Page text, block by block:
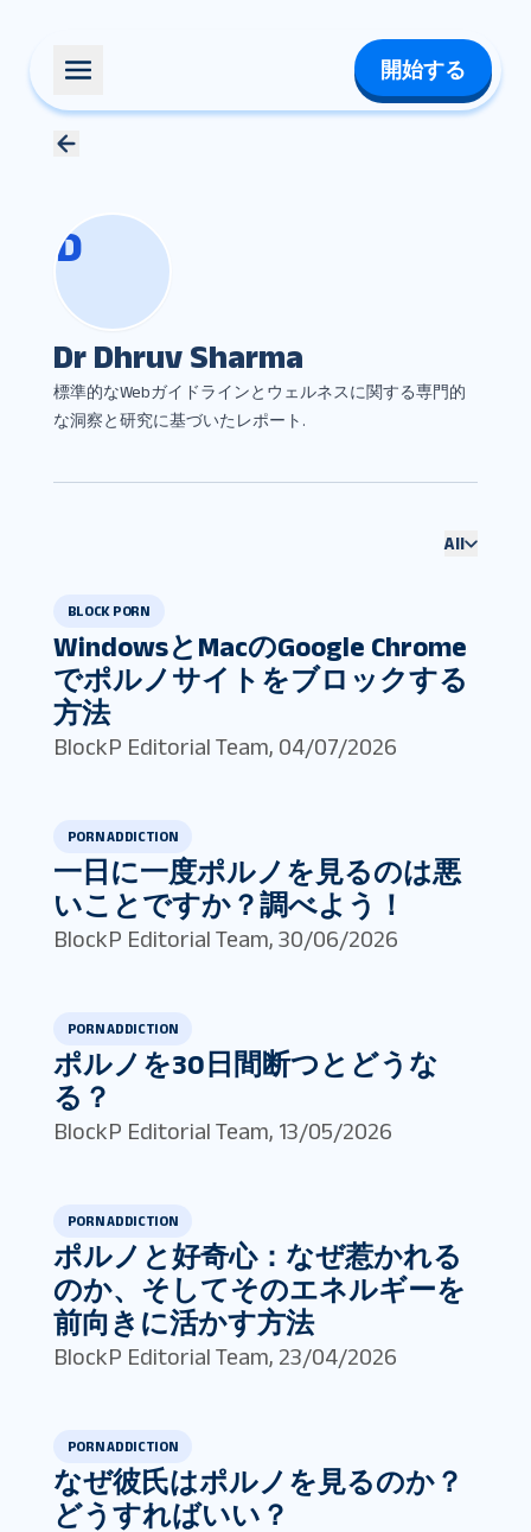
開始する
D
Dr Dhruv Sharma
標準的なWebガイドラインとウェルネスに関する専門的
な洞察と研究に基づいたレポート.
All
BLOCK PORN
WindowsとMacのGoogle Chrome
でポルノサイトをブロックする
方法
BlockP Editorial Team, 04/07/2026
PORN ADDICTION
一日に一度ポルノを見るのは悪
いことですか？調べよう！
BlockP Editorial Team, 30/06/2026
PORN ADDICTION
ポルノを30日間断つとどうな
る？
BlockP Editorial Team, 13/05/2026
PORN ADDICTION
ポルノと好奇心：なぜ惹かれる
のか、そしてそのエネルギーを
前向きに活かす方法
BlockP Editorial Team, 23/04/2026
PORN ADDICTION
なぜ彼氏はポルノを見るのか？
どうすればいい？